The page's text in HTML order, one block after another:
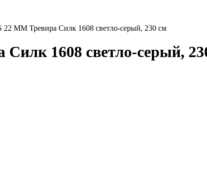
ММ Тревира Силк 1608 светло-серый, 230 см
1608 светло-серый,